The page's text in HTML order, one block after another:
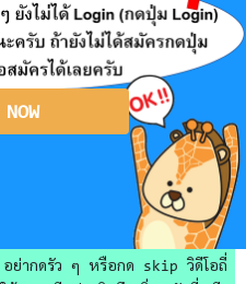
อย่ากดรัว ๆ หรือกด skip วิดีโอถี่